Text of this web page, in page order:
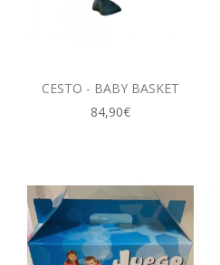
CESTO - BABY BASKET
84,90€